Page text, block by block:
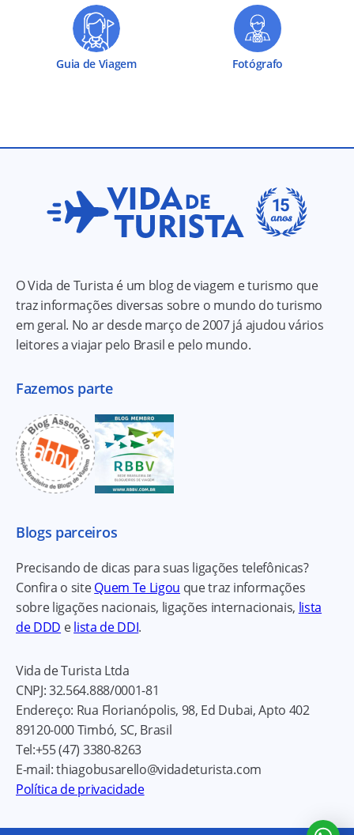
Guia de Viagem Fotógrafo
O Vida de Turista é um blog de viagem e turismo que
traz informações diversas sobre o mundo do turismo
em geral. No ar desde março de 2007 já ajudou vários
leitores a viajar pelo Brasil e pelo mundo.
Fazemos parte
Blogs parceiros
Precisando de dicas para suas ligações telefônicas?
Confira o siteQuem Te Ligou que traz informações
sobre ligações nacionais, ligações internacionais, lista
de DDD elista de DDI.
Vida de Turista Ltda
CNPJ:32.564.888/0001-81
Endereço: Rua Florianópolis, 98, Ed Dubai, Apto 402
89120-000Timbó, SC, Brasil
Tel:+55 (47) 3380-8263
E-mail:thiagobusarello@vidadeturista.com
Política de privacidade